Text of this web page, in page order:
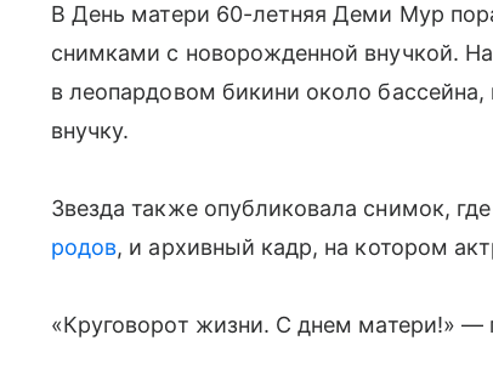
В День матери 60-летняя Деми Мур
снимками с новорожденной внучкой.
в леопардовом бикини около
внучку.
Звезда также опубликовала снимок,
родов, и архивный кадр, на котором
«Круговорот жизни. С днем ​​матери!» —